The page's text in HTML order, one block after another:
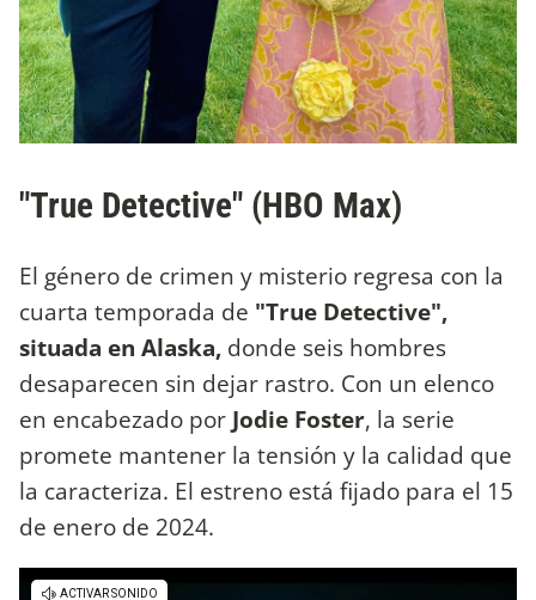
"True Detective" (HBO Max)
El género de crimen y misterio regresa con la
cuarta temporada de "True Detective",
situada en Alaska, donde seis hombres
desaparecen sin dejar rastro. Con un elenco
en encabezado por Jodie Foster, la serie
promete mantener la tensión y la calidad que
la caracteriza. El estreno está fijado para el 15
de enero de 2024.